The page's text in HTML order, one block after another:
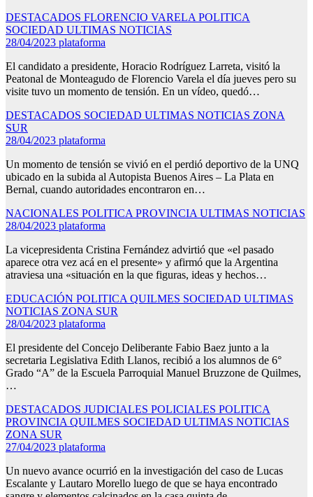
DESTACADOS FLORENCIO VARELA POLITICA
SOCIEDAD ULTIMAS NOTICIAS
28/04/2023 plataforma
El candidato a presidente, Horacio Rodríguez Larreta, visitó la
Peatonal de Monteagudo de Florencio Varela el día jueves pero su
visite tuvo un momento de tensión. En un vídeo, quedó…
DESTACADOS SOCIEDAD ULTIMAS NOTICIAS ZONA
SUR
28/04/2023 plataforma
Un momento de tensión se vivió en el perdió deportivo de la UNQ
ubicado en la subida al Autopista Buenos Aires – La Plata en
Bernal, cuando autoridades encontraron en…
NACIONALES POLITICA PROVINCIA ULTIMAS NOTICIAS
28/04/2023 plataforma
La vicepresidenta Cristina Fernández advirtió que «el pasado
aparece otra vez acá en el presente» y afirmó que la Argentina
atraviesa una «situación en la que figuras, ideas y hechos…
EDUCACIÓN POLITICA QUILMES SOCIEDAD ULTIMAS
NOTICIAS ZONA SUR
28/04/2023 plataforma
El presidente del Concejo Deliberante Fabio Baez junto a la
secretaria Legislativa Edith Llanos, recibió a los alumnos de 6°
Grado “A” de la Escuela Parroquial Manuel Bruzzone de Quilmes,
…
DESTACADOS JUDICIALES POLICIALES POLITICA
PROVINCIA QUILMES SOCIEDAD ULTIMAS NOTICIAS
ZONA SUR
27/04/2023 plataforma
Un nuevo avance ocurrió en la investigación del caso de Lucas
Escalante y Lautaro Morello luego de que se haya encontrado